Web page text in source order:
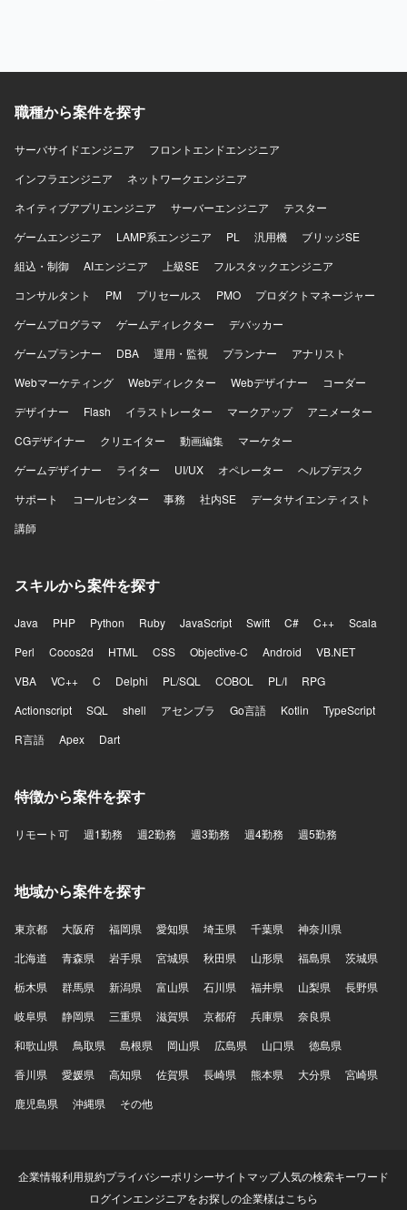
職種から案件を探す
サーバサイドエンジニア
フロントエンドエンジニア
インフラエンジニア
ネットワークエンジニア
ネイティブアプリエンジニア
サーバーエンジニア
テスター
ゲームエンジニア
LAMP系エンジニア PL 汎用機
ブリッジSE
組込・制御
AIエンジニア 上級SE
フルスタックエンジニア
コンサルタント
PM プリセールス PMO
プロダクトマネージャー
ゲームプログラマ
ゲームディレクター
デバッカー
ゲームプランナー
DBA 運用・監視 プランナー
アナリスト
Webマーケティング
Webディレクター Webデザイナー
コーダー
デザイナー
Flash イラストレーター マークアップ
アニメーター
CGデザイナー
クリエイター 動画編集
マーケター
ゲームデザイナー
ライター UI/UX オペレーター
ヘルプデスク
サポート
コールセンター 事務 社内SE
データサイエンティスト
講師
スキルから案件を探す
Java PHP Python Ruby JavaScript Swift C# C++
Scala
Perl
Cocos2d HTML CSS Objective-C Android
VB.NET
VBA
VC++ C Delphi PL/SQL COBOL PL/I
RPG
Actionscript
SQL shell アセンブラ Go言語 Kotlin
TypeScript
R言語
Apex Dart
特徴から案件を探す
リモート可 週1勤務 週2勤務 週3勤務 週4勤務 週5勤務
地域から案件を探す
東京都 大阪府 福岡県 愛知県 埼玉県 千葉県
神奈川県
北海道
青森県 岩手県 宮城県 秋田県 山形県 福島県
茨城県
栃木県
群馬県 新潟県 富山県 石川県 福井県 山梨県
長野県
岐阜県
静岡県 三重県 滋賀県 京都府 兵庫県
奈良県
和歌山県
鳥取県 島根県 岡山県 広島県 山口県
徳島県
香川県
愛媛県 高知県 佐賀県 長崎県 熊本県 大分県
宮崎県
鹿児島県
沖縄県 その他
企業情報利用規約プライバシーポリシーサイトマップ人気の検索キーワード
ログインエンジニアをお探しの企業様はこちら